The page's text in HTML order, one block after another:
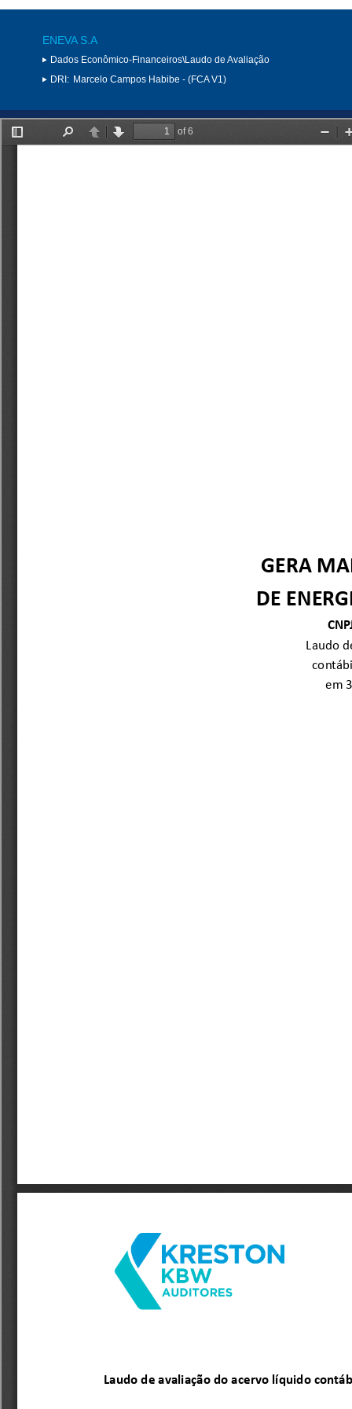
ENEVA S.A
Dados Econômico-Financeiros\Laudo de Avaliação
DRI: Marcelo Campos Habibe - (FCA V1)